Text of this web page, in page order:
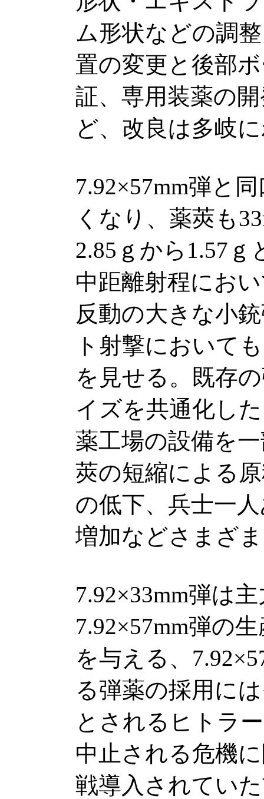
ム形状などの調
置の変更と後部
証、専用装薬の
ど、改良は多岐
7.92×57mm弾と
くなり、薬莢も
2.85ｇから1.57
中距離射程にお
反動の大きな小
ト射撃において
を見せる。既存
イズを共通化し
薬工場の設備を
莢の短縮による
の低下、兵士一
増加などさまざ
7.92×33mm弾は
7.92×57mm弾の
を与える、
る弾薬の採用に
とされるヒトラ
中止される危機
戦導入されてい